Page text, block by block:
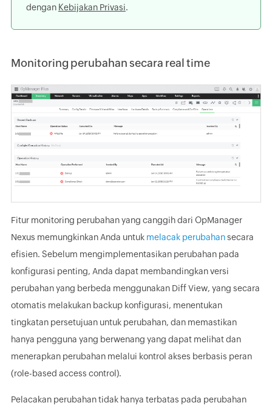
dengan Kebijakan Privasi.
Monitoring perubahan secara real time
Fitur monitoring perubahan yang canggih dari OpManager
Nexus memungkinkan Anda untuk melacak perubahansecara
efisien. Sebelum mengimplementasikan perubahan pada
konfigurasi penting, Anda dapat membandingkan versi
perubahan yang berbeda menggunakan Diff View, yang secara
otomatis melakukan backup konfigurasi, menentukan
tingkatan persetujuan untuk perubahan, dan memastikan
hanya pengguna yang berwenang yang dapat melihat dan
menerapkan perubahan melalui kontrol akses berbasis peran
(role-based access control).
Pelacakan perubahan tidak hanya terbatas pada perubahan